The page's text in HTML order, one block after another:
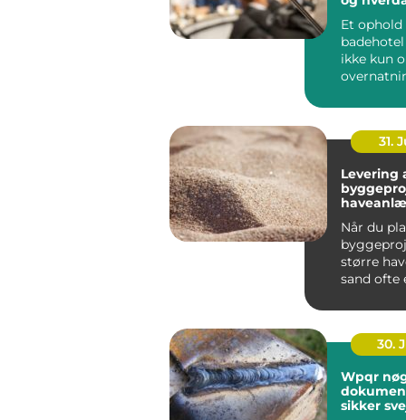
Et ophold
ikke kun
31.
Levering
Når du
større
sand ofte
30.
Wpqr nøglen til
sikker